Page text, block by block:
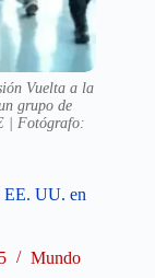
Vuelta a la
grupo de
| Fotógrafo:
EE. UU. en
Mundo